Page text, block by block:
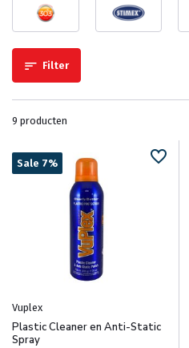
Filter
9 producten
Sale 7%
Vuplex
Plastic Cleaner en Anti-Static
Spray